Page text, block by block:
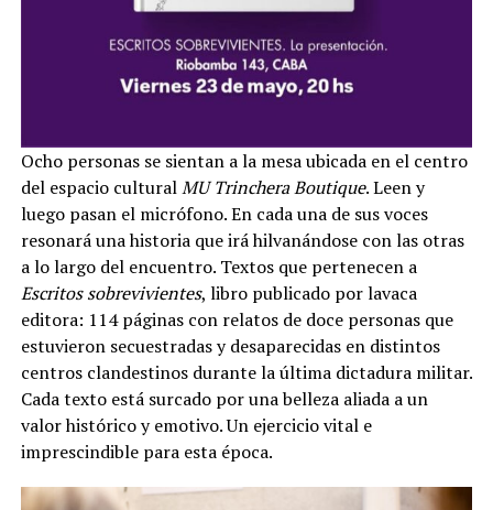
Ocho personas se sientan a la mesa ubicada en el centro
del espacio culturalMU Trinchera Boutique. Leen y
luego pasan el micrófono. En cada una de sus voces
resonará una historia que irá hilvanándose con las otras
a lo largo del encuentro. Textos que pertenecen a
Escritos sobrevivientes, libro publicado por lavaca
editora: 114 páginas con relatos de doce personas que
estuvieron secuestradas y desaparecidas en distintos
centros clandestinos durante la última dictadura militar.
Cada texto está surcado por una belleza aliada a un
valor histórico y emotivo. Un ejercicio vital e
imprescindible para esta época.